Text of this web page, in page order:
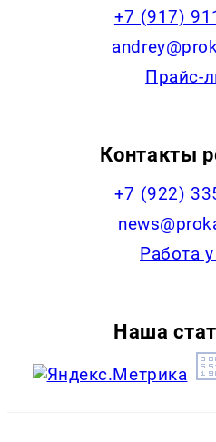
+7 (917)
Прайс-
Контакты
+7 (922)
Работа
Наша